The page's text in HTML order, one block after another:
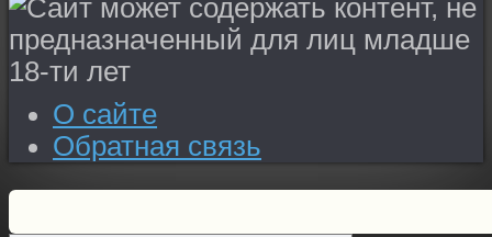
О сайте
Обратная связь